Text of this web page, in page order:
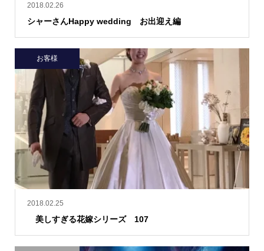
2018.02.26
シャーさんHappy wedding お出迎え編
2018.02.25
美しすぎる花嫁シリーズ 107
お客様